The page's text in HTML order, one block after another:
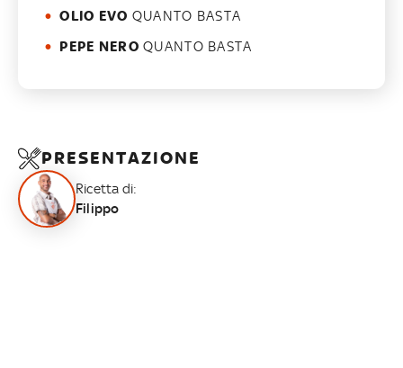
OLIO EVO QUANTO BASTA
PEPE NERO QUANTO BASTA
PRESENTAZIONE
Ricetta di:
Filippo